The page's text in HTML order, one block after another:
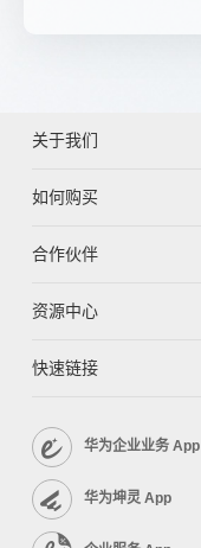
关于我们
如何购买
合作伙伴
资源中心
快速链接
华为企业业务 App
华为坤灵 App